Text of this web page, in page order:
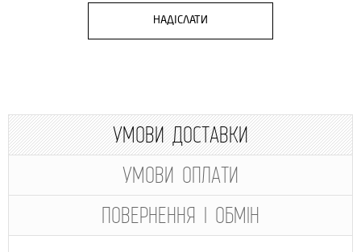
НАДІСЛАТИ
УМОВИ ДОСТАВКИ
УМОВИ ОПЛАТИ
ПОВЕРНЕННЯ І ОБМІН